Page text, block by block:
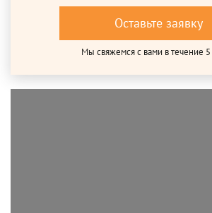
Оставьте заявку
Мы свяжемся с вами в течение